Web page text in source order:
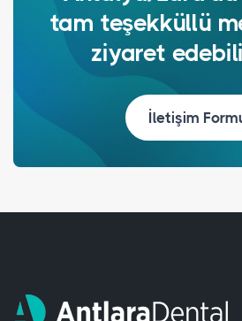
tam teşekküllü
ziyaret
İletişim